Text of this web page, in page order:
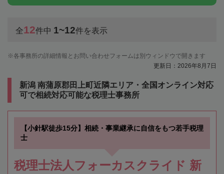
全12件中 1~12件を表示
各事務所の詳細情報とお問い合わせフォームは別ウィンドウで開きます
更新日：2026年8月7日
新潟 南蒲原郡田上町近隣エリア・全国オンライン対応
可で相続対応可能な税理士事務所
【小針駅徒歩15分】相続・事業継承に自信をもつ若手税理
士
税理士法人フォーカスクライド 新